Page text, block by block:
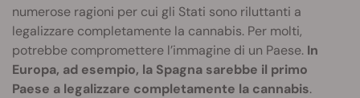
numerose ragioni per cui gli Stati sono riluttanti a
legalizzare completamente la cannabis. Per molti,
potrebbe compromettere l’immagine di un Paese. In
Europa, ad esempio, la Spagna sarebbe il primo
Paese a legalizzare completamente la cannabis.